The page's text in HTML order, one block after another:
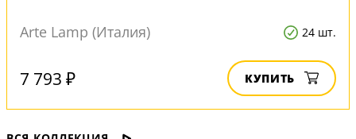
Arte Lamp (Италия) 24 шт.
7 793 ₽ КУПИТЬ